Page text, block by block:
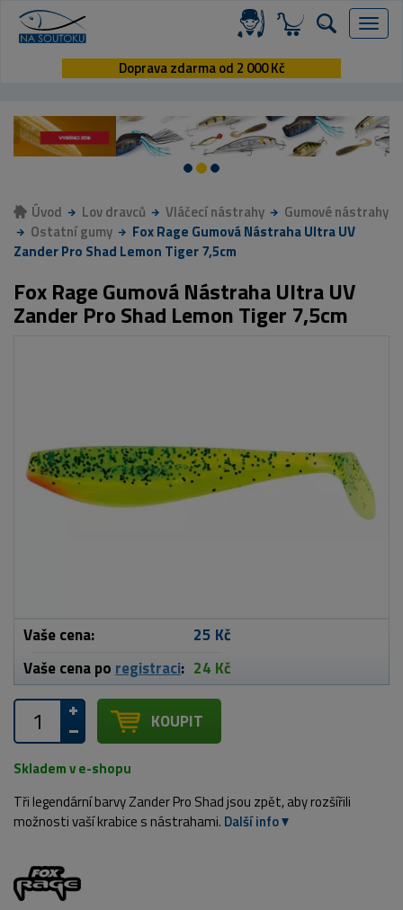
Menu
Doprava zdarma od 2 000 Kč
Úvod Lov dravců Vláčecí nástrahy
Gumové nástrahy
Ostatní gumy
Fox Rage Gumová Nástraha Ultra UV
Zander Pro Shad Lemon Tiger 7,5cm
Fox Rage Gumová Nástraha Ultra UV
Zander Pro Shad Lemon Tiger 7,5cm
Vaše cena:
25 Kč
Vaše cena po registraci: 24 Kč
KOUPIT
Skladem v e-shopu
Tři legendární barvy Zander Pro Shad jsou zpět, aby rozšířili
možnosti vaší krabice s nástrahami. Další info